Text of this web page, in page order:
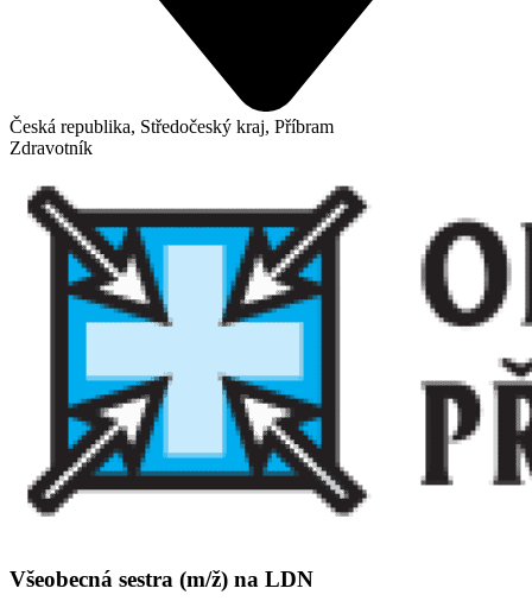
Česká republika, Středočeský kraj, Příbram
Zdravotník
Všeobecná sestra (m/ž) na LDN